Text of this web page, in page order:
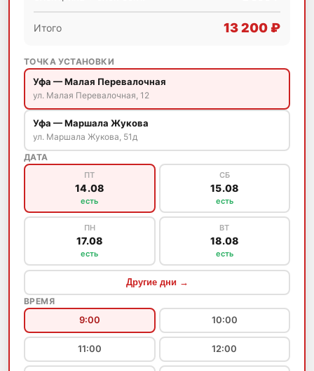
Итого 13 200 ₽
ТОЧКА УСТАНОВКИ
Уфа — Малая Перевалочная
ул. Малая Перевалочная, 12
Уфа — Маршала Жукова
ул. Маршала Жукова, 51д
ДАТА
ПТ
14.08
есть
СБ
15.08
есть
ПН
17.08
есть
ВТ
18.08
есть
Другие дни →
ВРЕМЯ
9:00 10:00
11:00 12:00